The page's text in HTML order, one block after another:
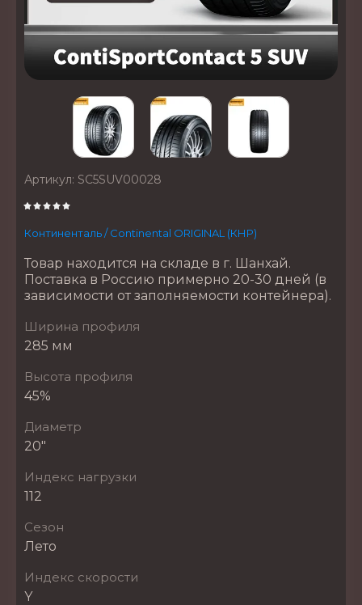
Артикул: SC5SUV00028
Континенталь / Continental ORIGINAL (КНР)
Товар находится на складе в г. Шанхай.
Поставка в Россию примерно 20-30 дней (в
зависимости от заполняемости контейнера).
Ширина профиля
285 мм
Высота профиля
45%
Диаметр
20"
Индекс нагрузки
112
Сезон
Лето
Индекс скорости
Y